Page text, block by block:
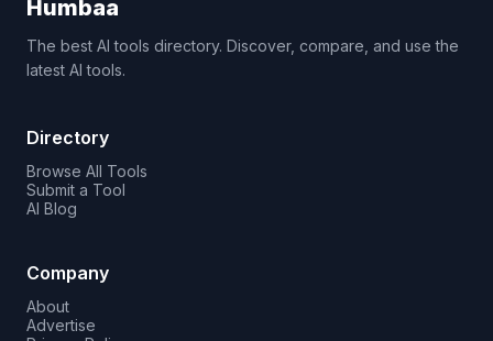
Humbaa
The best AI tools directory. Discover, compare, and use the
latest AI tools.
Directory
Browse All Tools
Submit a Tool
AI Blog
Company
About
Advertise